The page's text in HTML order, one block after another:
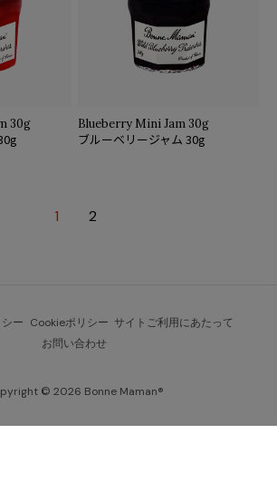
30g Blueberry Mini Jam 30g
ブルーベリージャム 30g
1 2
ー Cookieポリシー サイトご利用にあたって
お問い合わせ
© 2026 Bonne Maman®